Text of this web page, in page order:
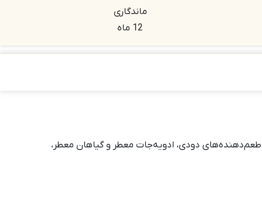
ماندگاری
12 ماه
طعم‌دهنده‌های دودی، ادویه‌جات معطر و گیاهان معطر،